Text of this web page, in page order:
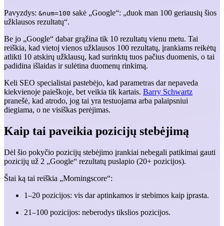
Pavyzdys: &num=100 sakė „Google“: „duok man 100 geriausių šios
užklausos rezultatų“.
Be jo „Google“ dabar grąžina tik 10 rezultatų vienu metu. Tai
reiškia, kad vietoj vienos užklausos 100 rezultatų, įrankiams reikėtų
atlikti 10 atskirų užklausų, kad surinktų tuos pačius duomenis, o tai
padidina išlaidas ir sulėtina duomenų rinkimą.
Keli SEO specialistai pastebėjo, kad parametras dar nepaveda
kiekvienoje paieškoje, bet veikia tik kartais. Barry Schwartz
pranešė, kad atrodo, jog tai yra testuojama arba palaipsniui
diegiama, o ne visiškas perėjimas.
Kaip tai paveikia pozicijų stebėjimą
Dėl šio pokyčio pozicijų stebėjimo įrankiai nebegali patikimai gauti
pozicijų už 2 „Google“ rezultatų puslapio (20+ pozicijos).
Štai ką tai reiškia „Morningscore“:
1–20 pozicijos: vis dar aptinkamos ir stebimos kaip įprasta.
21–100 pozicijos: neberodys tikslios pozicijos.